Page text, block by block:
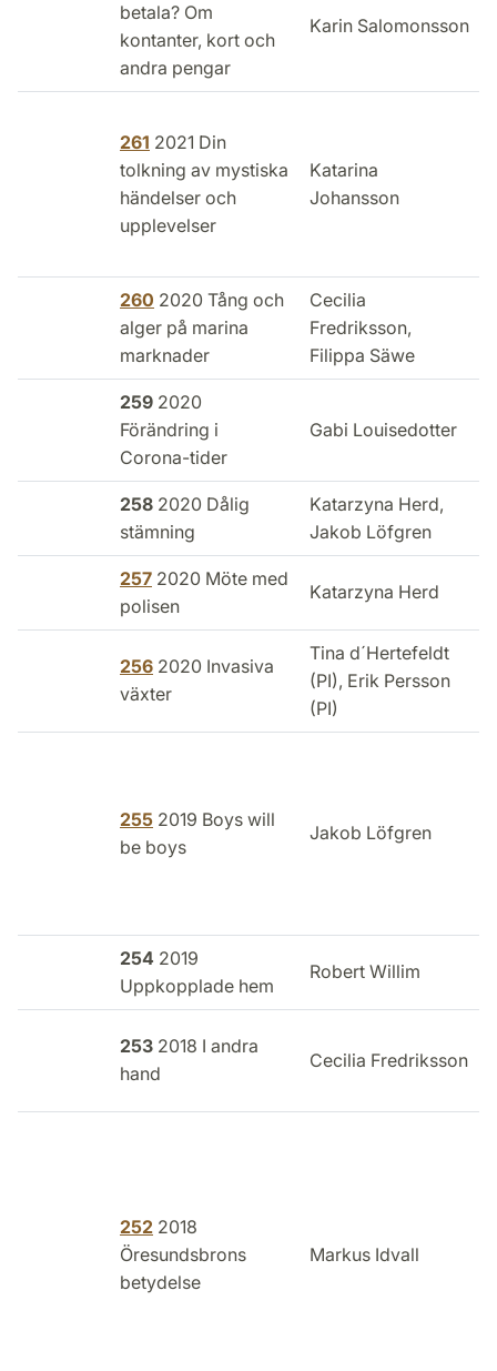
betala? Om
kontanter, kort och
andra pengar
Karin Salomonsson
261 2021 Din
tolkning av mystiska
händelser och
upplevelser
Katarina
Johansson
260 2020 Tång och
alger på marina
marknader
Cecilia
Fredriksson,
Filippa Säwe
259 2020
Förändring i
Corona-tider
Gabi Louisedotter
258 2020 Dålig
stämning
Katarzyna Herd,
Jakob Löfgren
257 2020 Möte med
polisen
Katarzyna Herd
256 2020 Invasiva
växter
Tina d´Hertefeldt
(PI), Erik Persson
(PI)
255 2019 Boys will
be boys
Jakob Löfgren
254 2019
Uppkopplade hem
Robert Willim
253 2018 I andra
hand
Cecilia Fredriksson
252 2018
Öresundsbrons
betydelse
Markus Idvall